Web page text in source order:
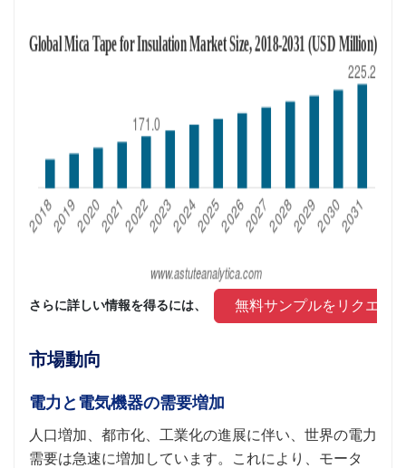
さらに詳しい情報を得るには、 無料サンプルをリクエス
市場動向
電力と電気機器の需要増加
人口増加、都市化、工業化の進展に伴い、世界の電力
需要は急速に増加しています。これにより、モータ